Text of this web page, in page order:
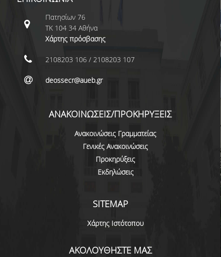
ΕΝΤΕΤΑΛΜΕΝΟΙ ΔΙΔΑΣΚΟΝΤΕΣ
ΤΜΗΜΑΤΟΣ
ΜΗΤΡΩΑ ΜΕΛΩΝ ΤΜΗΜΑΤΟΣ
ΥΠΟΨΗΦΙΟΙ ΦΟΙΤΗΤΕΣ
ΟΙΚΟΝΟΜΙΚΑ ΜΕ ΔΙΕΘΝΗ ΔΙΑΣΤΑΣΗ
ΔΙΕΠΙΣΤΗΜΟΝΙΚΟΤΗΤΑ
ΣΥΝΕΙΣΦΟΡΑ ΚΑΘΗΓΗΤΩΝ
Πατησίων 76
ΤΚ 104 34 Αθήνα
Χάρτης πρόσβασης
2108203 106 / 2108203 107
deossecr@aueb.gr
ΑΝΑΚΟΙΝΩΣΕΙΣ/ΠΡΟΚΗΡΥΞΕΙΣ
Ανακοινώσεις Γραμματείας
Γενικές Ανακοινώσεις
Προκηρύξεις
Εκδηλώσεις
SITEMAP
Χάρτης Ιστότοπου
ΑΚΟΛΟΥΘΗΣΤΕ ΜΑΣ